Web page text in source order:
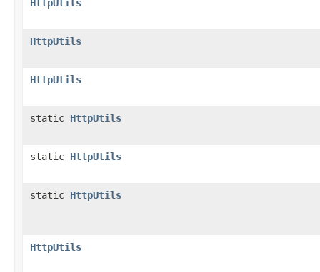
HttpUtils
HttpUtils
HttpUtils
static HttpUtils
static HttpUtils
static HttpUtils
HttpUtils